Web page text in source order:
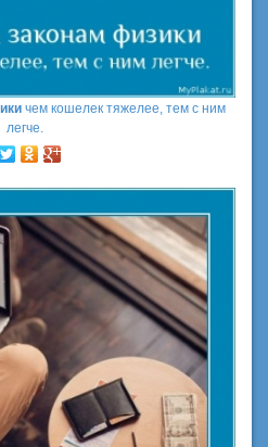
чем кошелек тяжелее, тем с ним
легче.